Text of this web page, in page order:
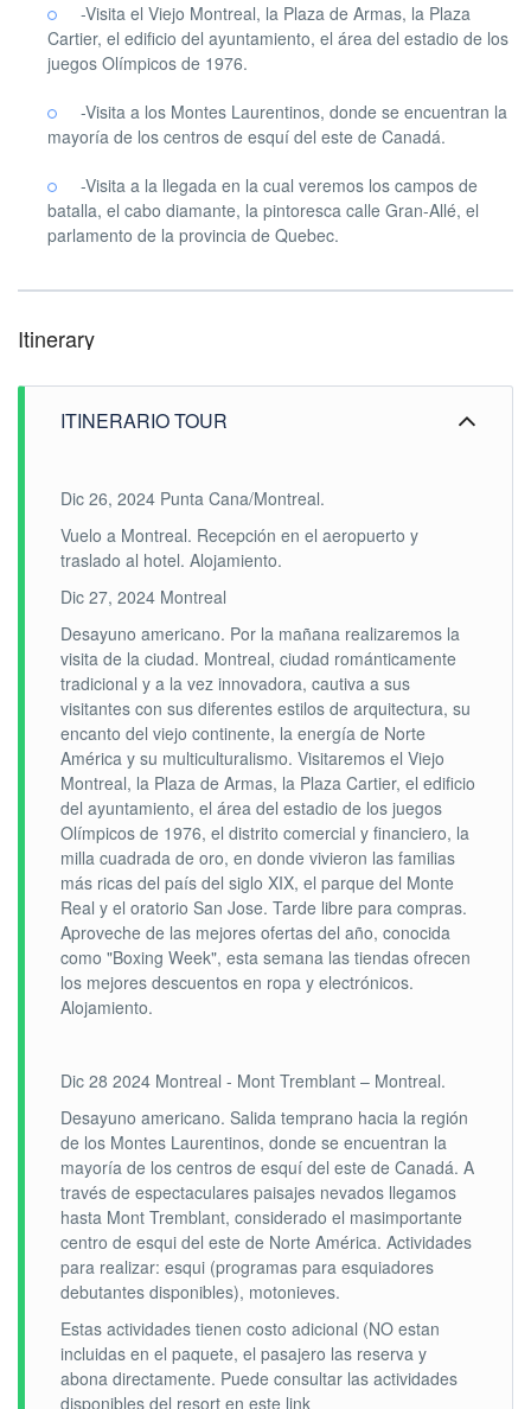
-Visita el Viejo Montreal, la Plaza de Armas, la Plaza
Cartier, el edificio del ayuntamiento, el área del estadio de los
juegos Olímpicos de 1976.
-Visita a los Montes Laurentinos, donde se encuentran la
mayoría de los centros de esquí del este de Canadá.
-Visita a la llegada en la cual veremos los campos de
batalla, el cabo diamante, la pintoresca calle Gran-Allé, el
parlamento de la provincia de Quebec.
Itinerary
ITINERARIO TOUR
Dic 26, 2024 Punta Cana/Montreal.
Vuelo a Montreal. Recepción en el aeropuerto y
traslado al hotel. Alojamiento.
Dic 27, 2024 Montreal
Desayuno americano. Por la mañana realizaremos la
visita de la ciudad. Montreal, ciudad románticamente
tradicional y a la vez innovadora, cautiva a sus
visitantes con sus diferentes estilos de arquitectura, su
encanto del viejo continente, la energía de Norte
América y su multiculturalismo. Visitaremos el Viejo
Montreal, la Plaza de Armas, la Plaza Cartier, el edificio
del ayuntamiento, el área del estadio de los juegos
Olímpicos de 1976, el distrito comercial y financiero, la
milla cuadrada de oro, en donde vivieron las familias
más ricas del país del siglo XIX, el parque del Monte
Real y el oratorio San Jose. Tarde libre para compras.
Aproveche de las mejores ofertas del año, conocida
como "Boxing Week", esta semana las tiendas ofrecen
los mejores descuentos en ropa y electrónicos.
Alojamiento.
Dic 28 2024 Montreal - Mont Tremblant – Montreal.
Desayuno americano. Salida temprano hacia la región
de los Montes Laurentinos, donde se encuentran la
mayoría de los centros de esquí del este de Canadá. A
través de espectaculares paisajes nevados llegamos
hasta Mont Tremblant, considerado el masimportante
centro de esqui del este de Norte América. Actividades
para realizar: esqui (programas para esquiadores
debutantes disponibles), motonieves.
Estas actividades tienen costo adicional (NO estan
incluidas en el paquete, el pasajero las reserva y
abona directamente. Puede consultar las actividades
disponibles del resort en este link